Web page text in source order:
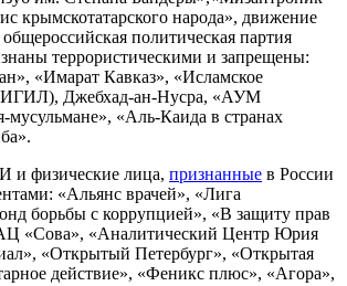
крымскотатарского народа», движение
политическая партия
террористическими и запрещены:
«Имарат Кавказ», «Исламское
ИГИЛ), Джебхад-ан-Нусра, «АУМ
мусульмане», «Аль-Каида в странах
и физические лица, признанные в России
«Альянс врачей», «Лига
борьбы с коррупцией», «В защиту прав
«Сова», «Аналитический Центр Юрия
«Открытый Петербург», «Открытая
действие», «Феникс плюс», «Агора»,